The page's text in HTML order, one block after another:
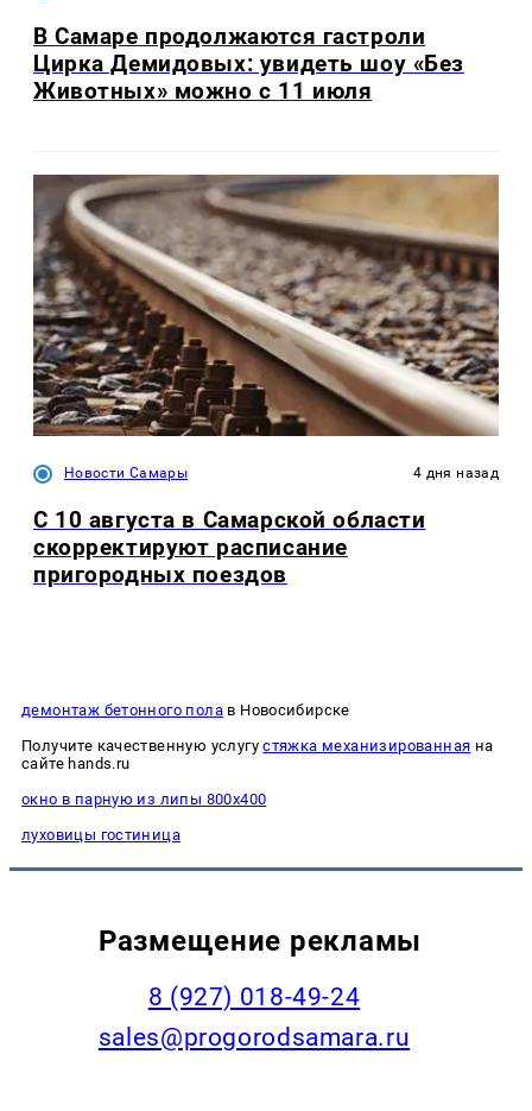
В Самаре продолжаются гастроли
Цирка Демидовых: увидеть шоу «Без
Животных» можно с 11 июля
Новости Самары 4 дня назад
С 10 августа в Самарской области
скорректируют расписание
пригородных поездов
демонтаж бетонного полав Новосибирске
Получите качественную услугустяжка механизированная на
сайте hands.ru
окно в парную из липы 800х400
луховицы гостиница
Размещение рекламы
8 (927) 018-49-24
sales@progorodsamara.ru